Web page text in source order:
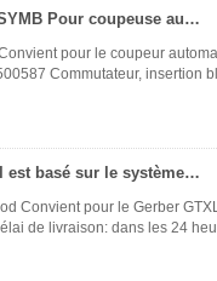
925500587 Commutateur insert blanc SYMB Pour coupeuse automatique GT7250 / pièces détachées textiles
pour le coupeur
Commutateur, insertion
Le système d'exploitation de l'appareil est basé sur le système d'exploitation de l'appareil, qui est basé sur le système d'exploitation de l'appareil.
Convient pour le Gerber
de livraison: dans les 24